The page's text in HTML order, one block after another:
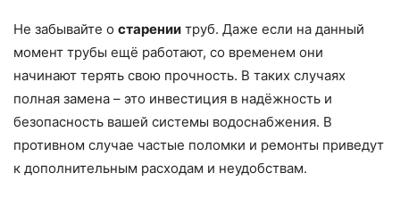
Не забывайте о старении труб. Даже если на данный
момент трубы ещё работают, со временем они
начинают терять свою прочность. В таких случаях
полная замена – это инвестиция в надёжность и
безопасность вашей системы водоснабжения. В
противном случае частые поломки и ремонты приведут
к дополнительным расходам и неудобствам.